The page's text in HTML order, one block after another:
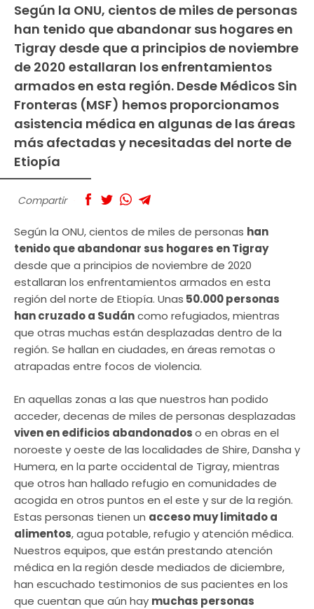
Según la ONU, cientos de miles de personas
han tenido que abandonar sus hogares en
Tigray desde que a principios de noviembre
de 2020 estallaran los enfrentamientos
armados en esta región. Desde Médicos Sin
Fronteras (MSF) hemos proporcionamos
asistencia médica en algunas de las áreas
más afectadas y necesitadas del norte de
Etiopía
Compartir
Según la ONU, cientos de miles de personas han
tenido que abandonar sus hogares en Tigray
desde que a principios de noviembre de 2020
estallaran los enfrentamientos armados en esta
región del norte de Etiopía. Unas 50.000 personas
han cruzado a Sudáncomo refugiados, mientras
que otras muchas están desplazadas dentro de la
región. Se hallan en ciudades, en áreas remotas o
atrapadas entre focos de violencia.
En aquellas zonas a las que nuestros han podido
acceder, decenas de miles de personas desplazadas
viven en edificios abandonadoso en obras en el
noroeste y oeste de las localidades de Shire, Dansha y
Humera, en la parte occidental de Tigray, mientras
que otros han hallado refugio en comunidades de
acogida en otros puntos en el este y sur de la región.
Estas personas tienen un acceso muy limitado a
alimentos, agua potable, refugio y atención médica.
Nuestros equipos, que están prestando atención
médica en la región desde mediados de diciembre,
han escuchado testimonios de sus pacientes en los
que cuentan que aún hay muchas personas